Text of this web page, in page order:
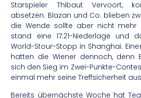
Starspieler Thibaut Vervoort,
absetzen. Blazan und Co. blieben
die Wende sollte aber nicht mehr
stand eine 17:21-Niederlage und
World-Stour-Stopp in Shanghai.
hatten die Wiener dennoch, denn
sich den Sieg im Zwei-Punkte-
einmal mehr seine Treffsicherheit
Bereits übernächste Woche hat